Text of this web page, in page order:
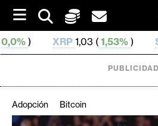
i
p
t
o
1,03 (1,53%) SOL74,64 (
PUBLICIDAD
Adopción Bitcoin